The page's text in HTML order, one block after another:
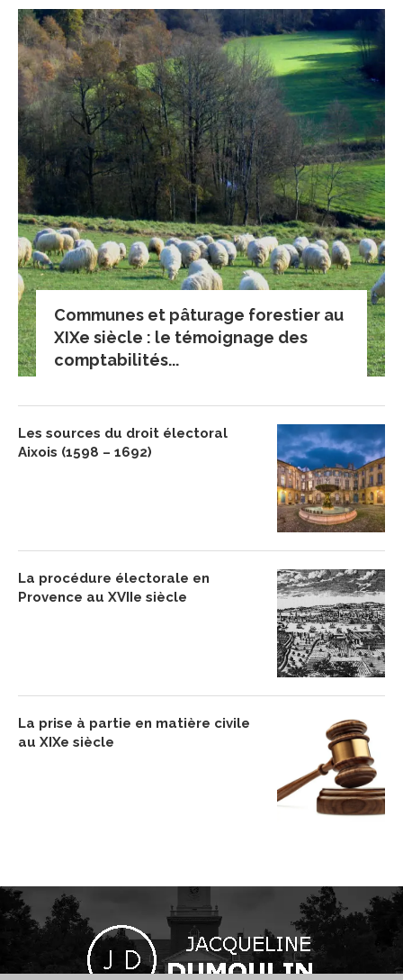
Communes et pâturage forestier au
XIXe siècle : le témoignage des
comptabilités...
Les sources du droit électoral
Aixois (1598 – 1692)
La procédure électorale en
Provence au XVIIe siècle
La prise à partie en matière civile
au XIXe siècle